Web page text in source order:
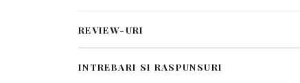
REVIEW-URI
INTREBARI SI RASPUNSURI